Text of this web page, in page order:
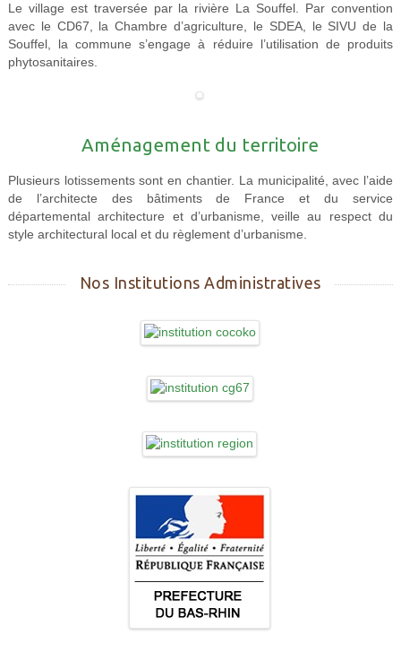
Le village est traversée par la rivière La Souffel. Par convention
avec le CD67, la Chambre d’agriculture, le SDEA, le SIVU de la
Souffel, la commune s’engage à réduire l’utilisation de produits
phytosanitaires.
Aménagement du territoire
Plusieurs lotissements sont en chantier. La municipalité, avec l’aide
de l’architecte des bâtiments de France et du service
départemental architecture et d’urbanisme, veille au respect du
style architectural local et du règlement d’urbanisme.
Nos Institutions Administratives